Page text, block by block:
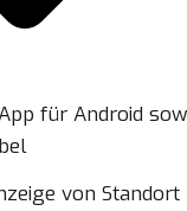
für Android
von Standort